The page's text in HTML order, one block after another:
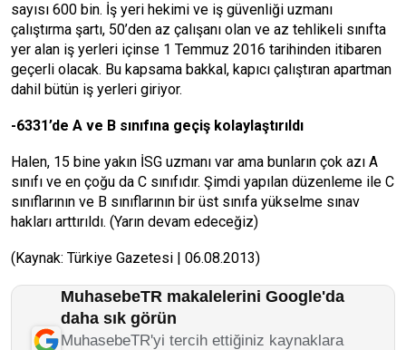
sayısı 600 bin. İş yeri hekimi ve iş güvenliği uzmanı
çalıştırma şartı, 50’den az çalışanı olan ve az tehlikeli sınıfta
yer alan iş yerleri içinse 1 Temmuz 2016 tarihinden itibaren
geçerli olacak. Bu kapsama bakkal, kapıcı çalıştıran apartman
dahil bütün iş yerleri giriyor.
-6331’de A ve B sınıfına geçiş kolaylaştırıldı
Halen, 15 bine yakın İSG uzmanı var ama bunların çok azı A
sınıfı ve en çoğu da C sınıfıdır. Şimdi yapılan düzenleme ile C
sınıflarının ve B sınıflarının bir üst sınıfa yükselme sınav
hakları arttırıldı. (Yarın devam edeceğiz)
(Kaynak: Türkiye Gazetesi | 06.08.2013)
MuhasebeTR makalelerini Google'da
daha sık görün
MuhasebeTR'yi tercih ettiğiniz kaynaklara